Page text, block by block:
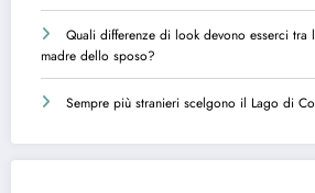
Quali differenze di look devono esserci tra
madre dello sposo?
Sempre più stranieri scelgono il Lago di